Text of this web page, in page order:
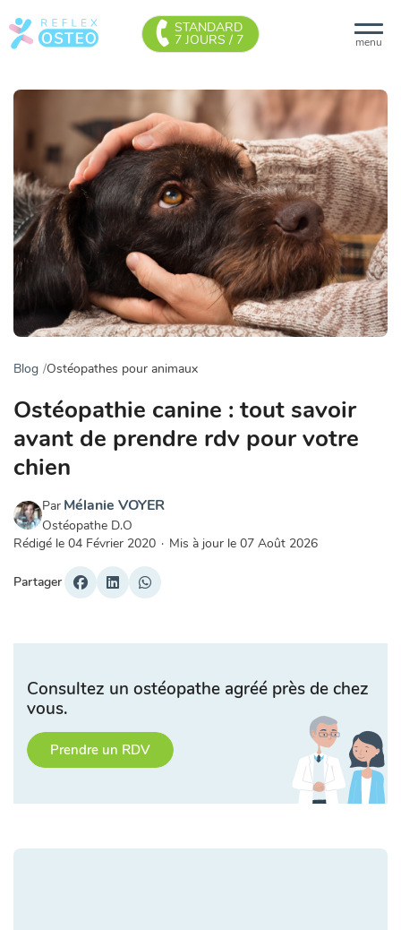
menu
STANDARD
7 JOURS / 7
Blog Ostéopathes pour animaux
Ostéopathie canine : tout savoir
avant de prendre rdv pour votre
chien
Par Mélanie VOYER
Ostéopathe D.O
Rédigé le 04 Février 2020 · Mis à jour le 07 Août 2026
Partager
Consultez un ostéopathe agréé près de chez
vous.
Prendre un RDV